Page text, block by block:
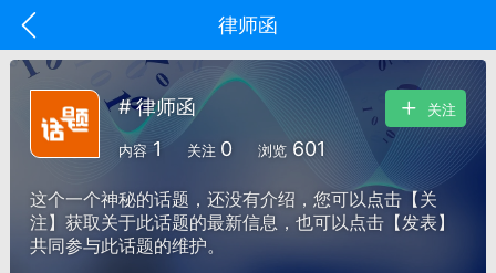
律师函
# 律师函
内容 1 关注 0 浏览 601
关注
这个一个神秘的话题，还没有介绍，您可以点击【关
注】获取关于此话题的最新信息，也可以点击【发表】
共同参与此话题的维护。